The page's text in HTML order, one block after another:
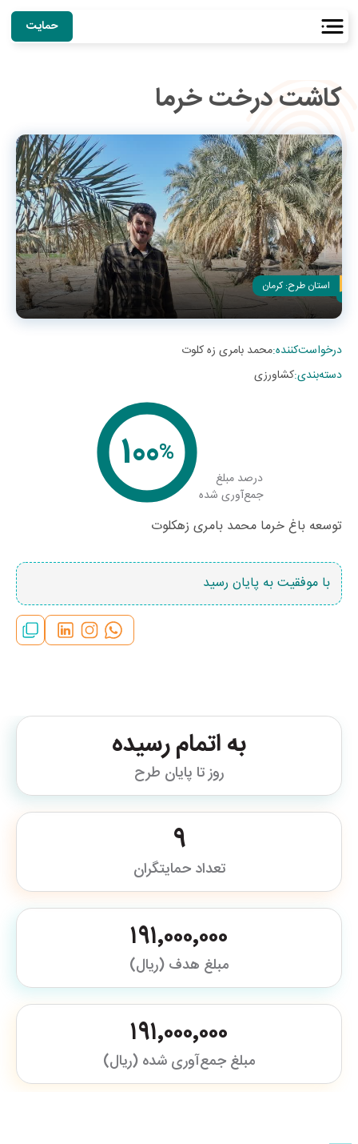
حمایت
کاشت درخت خرما
استان طرح:کرمان
درخواست‌کننده:محمد بامری زه کلوت
دسته‌بندی:کشاورزی
درصد مبلغ
جمع‌آوری شده
%
100
توسعه باغ خرما محمد بامری زهکلوت
با موفقیت به پایان رسید
به اتمام رسیده
روز تا پایان طرح
9
تعداد حمایتگران
۱۹۱٬۰۰۰٬۰۰۰
مبلغ هدف (ریال)
۱۹۱٬۰۰۰٬۰۰۰
مبلغ جمع‌آوری شده (ریال)